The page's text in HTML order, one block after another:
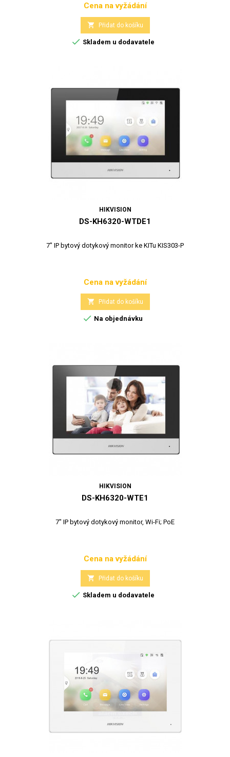
Cena
Cena na vyžádání
 Přidat do košíku
 Skladem u dodavatele
HIKVISION
DS-KH6320-WTDE1
7" IP bytový dotykový monitor ke KITu KIS303-P
Cena
Cena na vyžádání
 Přidat do košíku
 Na objednávku
HIKVISION
DS-KH6320-WTE1
7" IP bytový dotykový monitor, Wi-Fi; PoE
Cena
Cena na vyžádání
 Přidat do košíku
 Skladem u dodavatele